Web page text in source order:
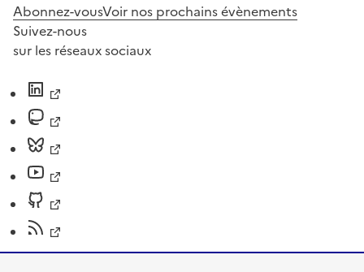
Abonnez-vousVoir nos prochains évènements
Suivez-nous
sur les réseaux sociaux